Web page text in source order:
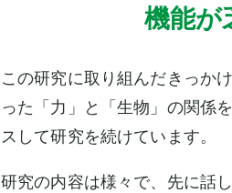
機能が
この研究に取り組んだきっか
った「力」と「生物」の関係
スして研究を続けています。
研究の内容は様々で、先に話